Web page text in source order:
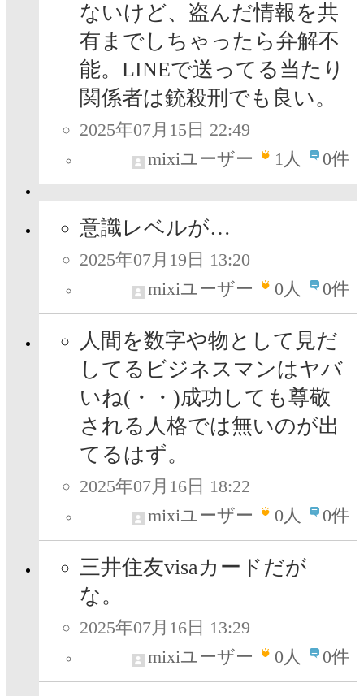
ないけど、盗んだ情報を共
有までしちゃったら弁解不
能。LINEで送ってる当たり
関係者は銃殺刑でも良い。
2025年07月15日 22:49
mixiユーザー
1人 0件
意識レベルが…
2025年07月19日 13:20
mixiユーザー
0人 0件
人間を数字や物として見だ
してるビジネスマンはヤバ
いね(・・)成功しても尊敬
される人格では無いのが出
てるはず。
2025年07月16日 18:22
mixiユーザー
0人 0件
三井住友visaカードだが
な。
2025年07月16日 13:29
mixiユーザー
0人 0件